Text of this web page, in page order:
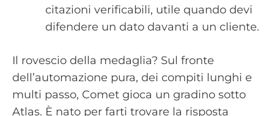
citazioni verificabili, utile quando devi
difendere un dato davanti a un cliente.
Il rovescio della medaglia? Sul fronte
dell’automazione pura, dei compiti lunghi e
multi passo, Comet gioca un gradino sotto
Atlas. È nato per farti trovare la risposta